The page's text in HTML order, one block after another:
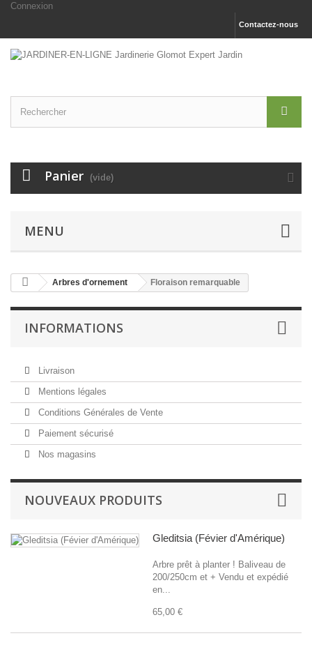
Connexion
Contactez-nous
Panier (vide)
MENU
Arbres d'ornement Floraison remarquable
INFORMATIONS
Livraison
Mentions légales
Conditions Générales de Vente
Paiement sécurisé
Nos magasins
NOUVEAUX PRODUITS
Gleditsia (Févier d'Amérique)
Arbre prêt à planter ! Baliveau de
200/250cm et + Vendu et expédié
en...
65,00 €